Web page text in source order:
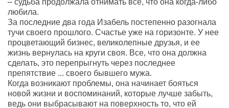
любила.
За последние два года Изабель постепенно разогнала
тучи своего прошлого. Счастье уже на горизонте. У нее
процветающий бизнес, великолепные друзья, и ее
жизнь вернулась на круги своя. Все, что она должна
сделать, это перепрыгнуть через последнее
препятствие ... своего бывшего мужа.
Когда возникают проблемы, она начинает бояться
новой жизни и воспоминаний, которые лучше забыть,
ведь они выбрасывают на поверхность то, что ей